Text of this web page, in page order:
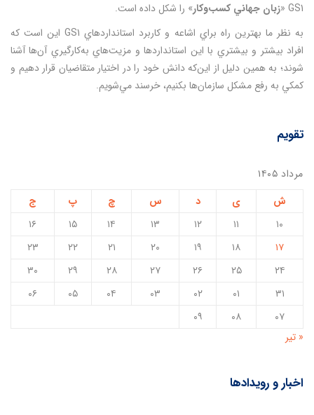
GS1 « زبان جهاني كسب‌وكار» را شكل داده است.
به نظر ما بهترين راه براي اشاعه و كاربرد استانداردهاي GS1 اين است كه
افراد بيشتر و بيشتري با اين استانداردها و مزيت‌هاي به‌كارگيري آن‌ها آشنا
شوند؛ به همين دليل از اين‌كه دانش خود را در اختيار متقاضيان قرار دهيم و
كمكي به رفع مشكل سازمان‌ها بكنيم،‌ خرسند مي‌شويم.
تقویم
مرداد ۱۴۰۵
ش
ی د س چ پ
ج
۱۰
۱۱ ۱۲ ۱۳ ۱۴ ۱۵
۱۶
۱۷
۱۸ ۱۹ ۲۰ ۲۱ ۲۲
۲۳
۲۴
۲۵ ۲۶ ۲۷ ۲۸ ۲۹
۳۰
۳۱
۰۱ ۰۲ ۰۳ ۰۴ ۰۵
۰۶
۰۷
۰۸
۰۹
« تیر
اخبار و رویدادها